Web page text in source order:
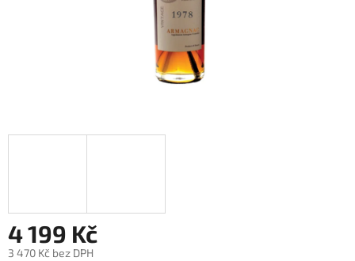
4 199 Kč
3 470 Kč bez DPH